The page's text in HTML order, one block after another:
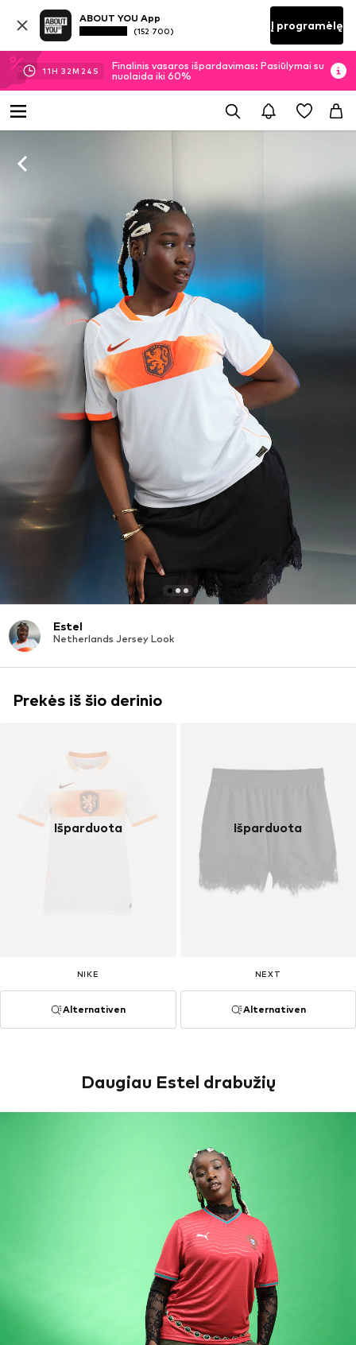
ABOUT YOU App
(152 700) Į programėlę
11H 32M 23 S
Finalinis vasaros išpardavimas: Pasiūlymai su
nuolaida iki 60%
Estel
Netherlands Jersey Look
Prekės iš šio derinio
Išparduota
NIKE
Alternativen
Išparduota
NEXT
Alternativen
Daugiau Estel drabužių